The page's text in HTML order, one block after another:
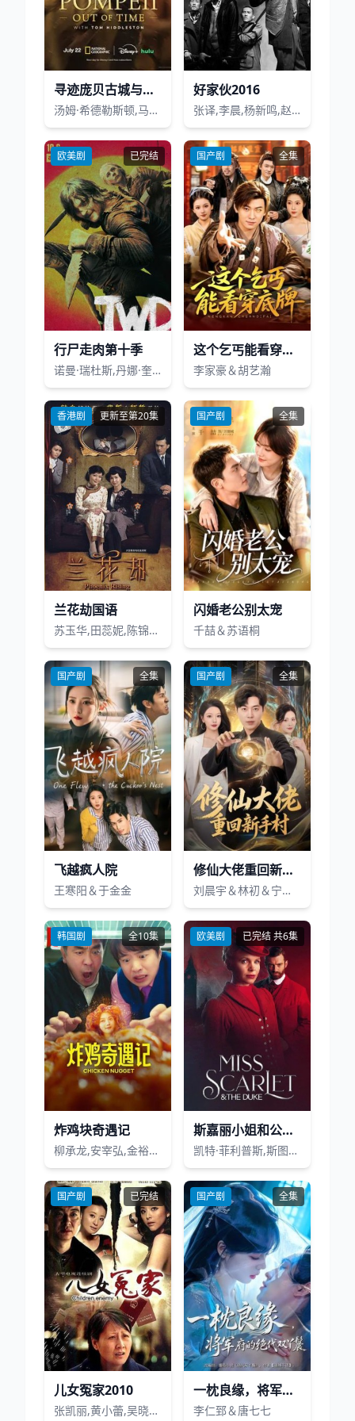
寻迹庞贝古城与汤姆·希德勒斯顿同行
汤姆·希德勒斯顿,马克西姆·杜兰德,玛德琳·沃克,卢巴纳·阿兹巴尔
好家伙2016
张译,李晨,杨新鸣,赵志君,王奕权,王双宝,高捷,瑛子,何杜娟,张殿伦,李培铭
欧美剧 已完结
行尸走肉第十季
诺曼·瑞杜斯,丹娜·奎里拉,梅丽莎·麦克布莱德,乔什·麦克德米特,克里斯蒂·瑟拉图斯,塞斯·吉列姆,罗斯·马昆德,卡里·佩顿,卡兰·麦克奥利菲,瑞恩·赫斯特,萨曼莎·莫顿,杰弗里·迪恩·摩根,库珀·安德鲁斯,索拉·伯奇,克里·卡希尔,凯文·卡罗尔,约翰·芬,凯莱·弗莱明,丹·福勒,纳迪娅·希尔克,埃莉诺·松浦,卡萨迪·麦克林西,西德尼·帕克,琳赛·雷吉斯特,劳伦·利德洛夫,艾莉克斯·斯甘巴蒂,大卫·莫拉蒂,玛丽亚·Z·威尔逊
国产剧 全集
这个乞丐能看穿底牌
李家豪＆胡艺瀚
香港剧 更新至第20集
兰花劫国语
苏玉华,田蕊妮,陈锦鸿,唐宁
国产剧 全集
闪婚老公别太宠
千喆＆苏语桐
国产剧 全集
飞越疯人院
王寒阳＆于金金
国产剧 全集
修仙大佬重回新手村
刘晨宇＆林初＆宁晓阳
韩国剧 全10集
炸鸡块奇遇记
柳承龙,安宰弘,金裕贞,郑浩妍,金太勋,金南熙
欧美剧 已完结 共6集
斯嘉丽小姐和公爵第二季2022
凯特·菲利普斯,斯图尔特·马丁,安苏·卡比亚
国产剧 已完结
儿女冤家2010
张凯丽,黄小蕾,吴晓敏,郝平
国产剧 全集
一枕良缘，将军府的绝代双丫鬟
李仁郅＆唐七七